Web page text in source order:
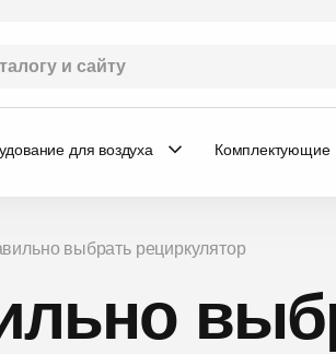
для воздуха Комплектующие
выбрать рециркулятор